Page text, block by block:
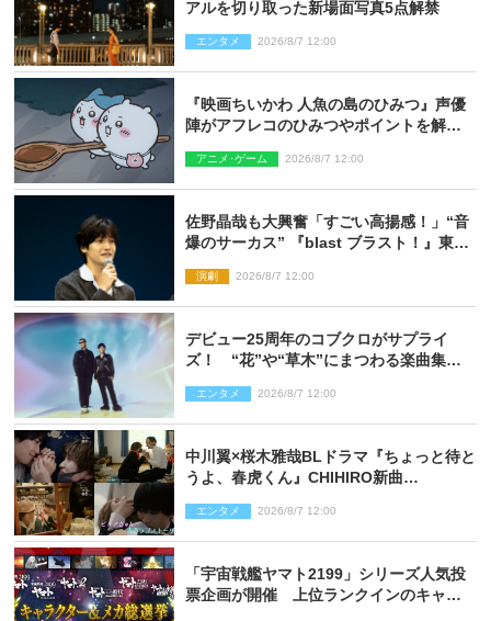
アルを切り取った新場面写真5点解禁
エンタメ 2026/8/7 12:00
『映画ちいかわ 人魚の島のひみつ』声優
陣がアフレコのひみつやポイントを解
アニメ･ゲーム 2026/8/7 12:00
佐野晶哉も大興奮「すごい高揚感！」“音
爆のサーカス” 『blast ブラスト！』東京
演劇 2026/8/7 12:00
デビュー25周年のコブクロがサプライ
ズ！ “花”や“草木”にまつわる楽曲集め
信リリース
エンタメ 2026/8/7 12:00
中川翼×桜木雅哉BLドラマ『ちょっと待と
うよ、春虎くん』CHIHIRO新曲
エンタメ 2026/8/7 12:00
「宇宙戦艦ヤマト2199」シリーズ人気投
票企画が開催 上位ランクインのキャラ